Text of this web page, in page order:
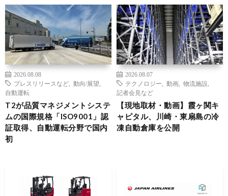
2026.08.08
プレスリリースなど
動向/展望
自動運転
T2が品質マネジメントシステ
ムの国際規格「ISO9001」認
証取得、自動運転分野で国内
初
2026.08.07
テクノロジー
動画 物流施設
記者会見など
【現地取材・動画】霞ヶ関キ
ャピタル、川崎・東扇島の冷
凍自動倉庫を公開